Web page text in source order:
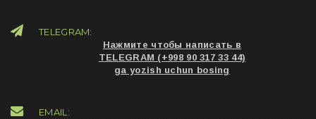
TELEGRAM:
Нажмите чтобы написать в
TELEGRAM (+998 90 317 33 44)
ga yozish uchun bosing
EMAIL: